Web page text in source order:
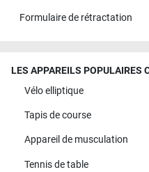
Formulaire de rétractation
LES APPAREILS POPULAIRES
Vélo elliptique
Tapis de course
Appareil de musculation
Tennis de table